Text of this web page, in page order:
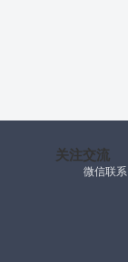
关注交流
微信联系